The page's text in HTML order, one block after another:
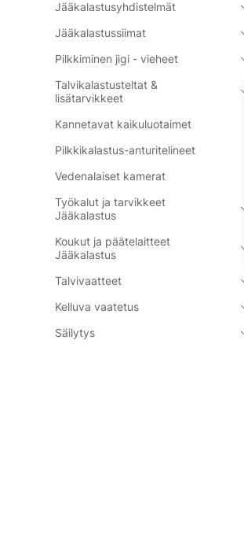
Jääkalastusyhdistelmät
Jääkalastussiimat
Pilkkiminen jigi - vieheet
Talvikalastusteltat &
lisätarvikkeet
Kannetavat kaikuluotaimet
Pilkkikalastus-anturitelineet
Vedenalaiset kamerat
Työkalut ja tarvikkeet
Jääkalastus
Koukut ja päätelaitteet
Jääkalastus
Talvivaatteet
Kelluva vaatetus
Säilytys
Boxes Medium Titanium Black
€74.90